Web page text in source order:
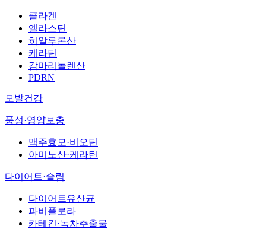
콜라겐
엘라스틴
히알루론산
케라틴
감마리놀렌산
PDRN
모발건강
풍성·영양보충
맥주효모·비오틴
아미노산·케라틴
다이어트·슬림
다이어트유산균
파비플로라
카테킨·녹차추출물